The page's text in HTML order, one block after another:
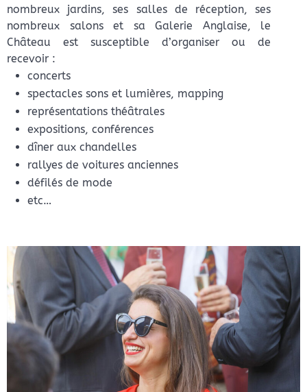
nombreux jardins, ses salles de réception, ses
nombreux salons et sa Galerie Anglaise, le
Château est susceptible d’organiser ou de
recevoir :
concerts
spectacles sons et lumières, mapping
représentations théâtrales
expositions, conférences
dîner aux chandelles
rallyes de voitures anciennes
défilés de mode
etc…